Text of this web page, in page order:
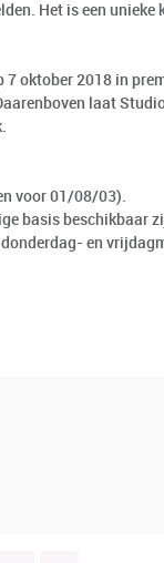
Het is een unieke
oktober 2018 in
laat
voor 01/08/03).
basis beschikbaar
en